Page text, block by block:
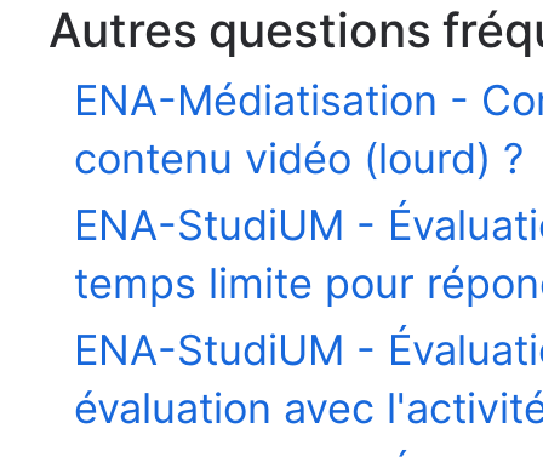
Autres questions
ENA-Médiatisation -
contenu vidéo (lourd) ?
ENA-StudiUM -
temps limite pour
ENA-StudiUM -
évaluation avec